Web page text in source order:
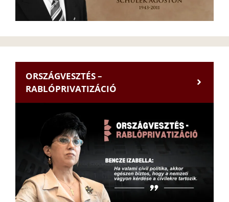
ORSZÁGVESZTÉS –
RABLÓPRIVATIZÁCIÓ